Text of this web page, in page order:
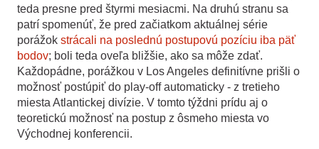
teda presne pred štyrmi mesiacmi. Na druhú stranu sa
patrí spomenúť, že pred začiatkom aktuálnej série
porážok strácali na poslednú postupovú pozíciu iba päť
bodov; boli teda oveľa bližšie, ako sa môže zdať.
Každopádne, porážkou v Los Angeles definitívne prišli o
možnosť postúpiť do play-off automaticky - z tretieho
miesta Atlantickej divízie. V tomto týždni prídu aj o
teoretickú možnosť na postup z ôsmeho miesta vo
Východnej konferencii.